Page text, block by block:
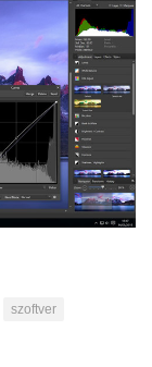
szoftver